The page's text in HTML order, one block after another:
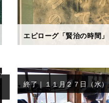
エピローグ「賢治の時間」
終了｜１１月２７日（水）